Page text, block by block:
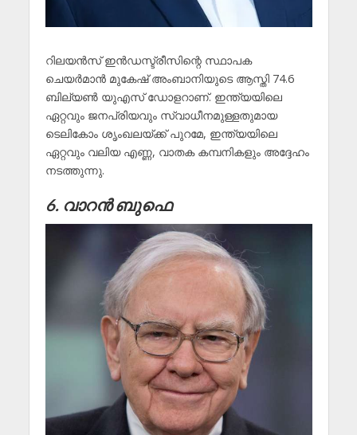
റിലയൻസ് ഇൻഡസ്ട്രീസിന്റെ സ്ഥാപക
ചെയർമാൻ മുകേഷ് അംബാനിയുടെ ആസ്തി 74.6
ബില്യൺ യുഎസ് ഡോളറാണ്. ഇന്ത്യയിലെ
ഏറ്റവും ജനപ്രിയവും സ്വാധീനമുള്ളതുമായ
ടെലികോം ശൃംഖലയ്ക്ക് പുറമേ, ഇന്ത്യയിലെ
ഏറ്റവും വലിയ എണ്ണ, വാതക കമ്പനികളും അദ്ദേഹം
നടത്തുന്നു.
6. വാറൻ ബുഫെ